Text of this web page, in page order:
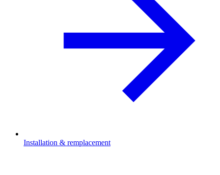
Installation & remplacement